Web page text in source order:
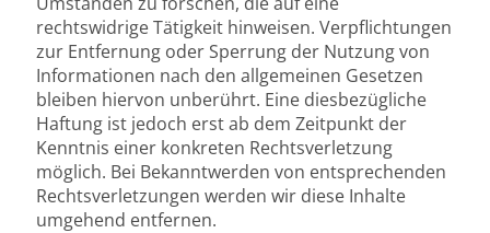
rechtswidrige Tätigkeit hinweisen. Verpflichtungen
zur Entfernung oder Sperrung der Nutzung von
Informationen nach den allgemeinen Gesetzen
bleiben hiervon unberührt. Eine diesbezügliche
Haftung ist jedoch erst ab dem Zeitpunkt der
Kenntnis einer konkreten Rechtsverletzung
möglich. Bei Bekanntwerden von entsprechenden
Rechtsverletzungen werden wir diese Inhalte
umgehend entfernen.